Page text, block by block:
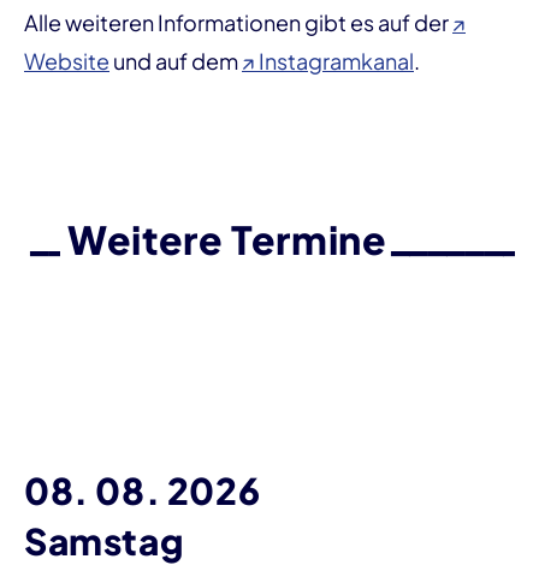
Alle weiteren Informationen gibt es auf der↗
Website und auf dem↗ Instagramkanal
Weitere Termine
08. 08. 2026
Samstag